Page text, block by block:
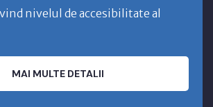
nivelul de accesibilitate al
MAI MULTE DETALII